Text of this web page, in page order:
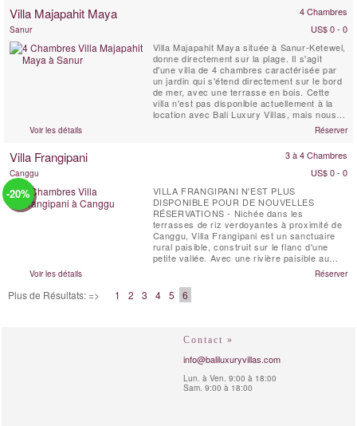
combinaison séduisante de la nature et du
Villa Majapahit Maya 4 Chambres
Sanur
US$ 0 - 0
Villa Majapahit Maya située à Sanur-Ketewel,
donne directement sur la plage. Il s'agit
d'une villa de 4 chambres caractérisée par
un jardin qui s'étend directement sur le bord
de mer, avec une terrasse en bois. Cette
villa n'est pas disponible actuellement à la
location avec Bali Luxury Villas, mais nous
recommandées par BLV parmi lesquelles
que vous recherchez et nous vous aiderons
Voir les détails Réserver
Villa Frangipani 3 à 4 Chambres
Canggu US$ 0 - 0
-20%
VILLA FRANGIPANI N'EST PLUS
DISPONIBLE POUR DE NOUVELLES
RÉSERVATIONS - Nichée dans les
terrasses de riz verdoyantes à proximité de
Canggu, Villa Frangipani est un sanctuaire
rural paisible, construit sur le flanc d'une
petite vallée. Avec une rivière paisible au
pied du jardin, cette charmante villa est bien
cachée de toute bousculade et agitation
mondaine, entourée par de grands arbres et
de jardins matures garantissant une
Voir les détails Réserver
Plus de Résultats: => 1 2 3 4 5 6
Contact »
info@baliluxuryvillas.com
Lun. à Ven. 9:00 à 18:00
Sam. 9:00 à 18:00